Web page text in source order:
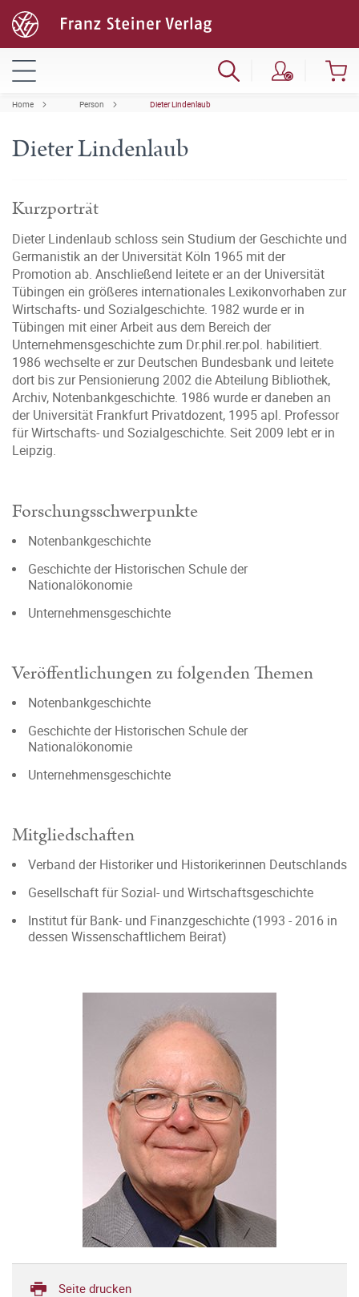
Home Person Dieter Lindenlaub
Dieter Lindenlaub
Kurzporträt
Dieter Lindenlaub schloss sein Studium der Geschichte und
Germanistik an der Universität Köln 1965 mit der
Promotion ab. Anschließend leitete er an der Universität
Tübingen ein größeres internationales Lexikonvorhaben zur
Wirtschafts- und Sozialgeschichte. 1982 wurde er in
Tübingen mit einer Arbeit aus dem Bereich der
Unternehmensgeschichte zum Dr.phil.rer.pol. habilitiert.
1986 wechselte er zur Deutschen Bundesbank und leitete
dort bis zur Pensionierung 2002 die Abteilung Bibliothek,
Archiv, Notenbankgeschichte. 1986 wurde er daneben an
der Universität Frankfurt Privatdozent, 1995 apl. Professor
für Wirtschafts- und Sozialgeschichte. Seit 2009 lebt er in
Leipzig.
Forschungsschwerpunkte
Notenbankgeschichte
Geschichte der Historischen Schule der
Nationalökonomie
Unternehmensgeschichte
Veröffentlichungen zu folgenden Themen
Notenbankgeschichte
Geschichte der Historischen Schule der
Nationalökonomie
Unternehmensgeschichte
Mitgliedschaften
Verband der Historiker und Historikerinnen Deutschlands
Gesellschaft für Sozial- und Wirtschaftsgeschichte
Institut für Bank- und Finanzgeschichte (1993 - 2016 in
dessen Wissenschaftlichem Beirat)
Seite drucken